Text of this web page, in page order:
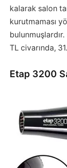
kalarak salon
kurutmaması
TL civarında,
Etap 3200